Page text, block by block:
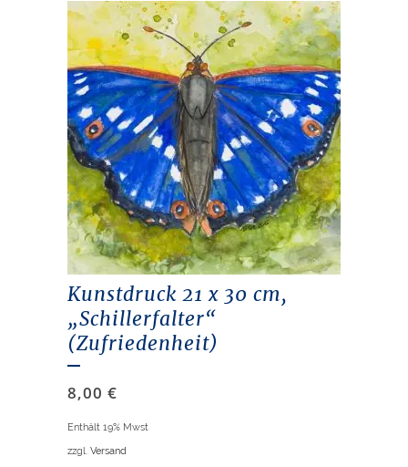
Kunstdruck 21 x 30 cm,
„Schillerfalter“
(Zufriedenheit)
8,00 €
Enthält 19% Mwst
zzgl. Versand